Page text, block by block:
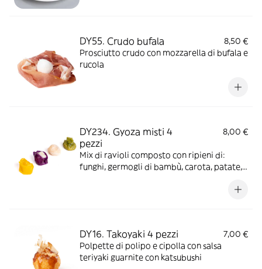
DY55. Crudo bufala
8,50 €
Prosciutto crudo con mozzarella di bufala e
rucola
DY234. Gyoza misti 4
pezzi
8,00 €
Mix di ravioli composto con ripieni di:
funghi, germogli di bambù, carota, patate,
DY16. Takoyaki 4 pezzi
7,00 €
Polpette di polipo e cipolla con salsa
teriyaki guarnite con katsubushi